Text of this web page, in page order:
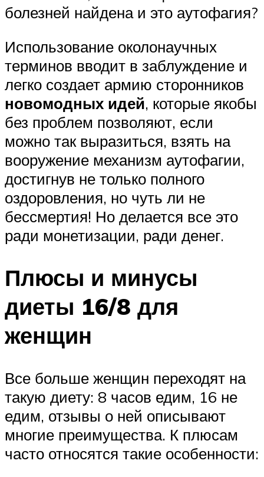
болезней найдена и это аутофагия?
Использование околонаучных
терминов вводит в заблуждение и
легко создает армию сторонников
новомодных идей, которые якобы
без проблем позволяют, если
можно так выразиться, взять на
вооружение механизм аутофагии,
достигнув не только полного
оздоровления, но чуть ли не
бессмертия! Но делается все это
ради монетизации, ради денег.
Плюсы и минусы
диеты 16/8 для
женщин
Все больше женщин переходят на
такую диету: 8 часов едим, 16 не
едим, отзывы о ней описывают
многие преимущества. К плюсам
часто относятся такие особенности: